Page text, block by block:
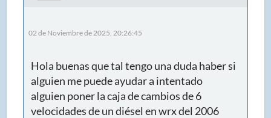
02 de Noviembre de 2025, 20:26:45
Hola buenas que tal tengo una duda haber si
alguien me puede ayudar a intentado
alguien poner la caja de cambios de 6
velocidades de un diésel en wrx del 2006